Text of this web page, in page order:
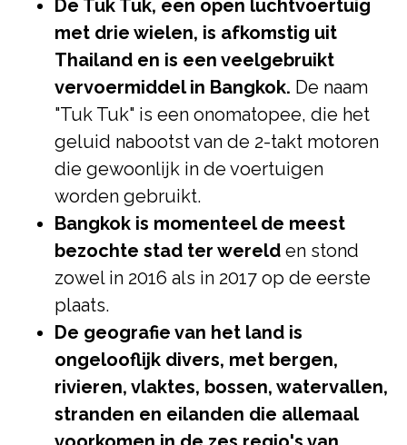
De Tuk Tuk, een open luchtvoertuig
met drie wielen, is afkomstig uit
Thailand en is een veelgebruikt
vervoermiddel in Bangkok. De naam
"Tuk Tuk" is een onomatopee, die het
geluid nabootst van de 2-takt motoren
die gewoonlijk in de voertuigen
worden gebruikt.
Bangkok is momenteel de meest
bezochte stad ter wereld en stond
zowel in 2016 als in 2017 op de eerste
plaats.
De geografie van het land is
ongelooflijk divers, met bergen,
rivieren, vlaktes, bossen, watervallen,
stranden en eilanden die allemaal